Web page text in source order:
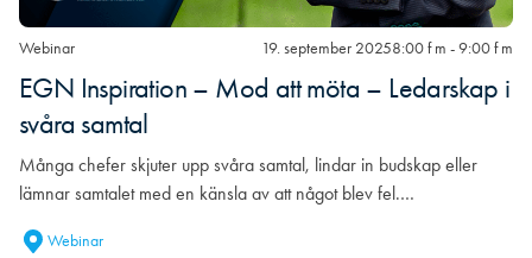
Webinar 19. september 20258:00 f m - 9:00 f m
EGN Inspiration – Mod att möta – Ledarskap i
svåra samtal
Många chefer skjuter upp svåra samtal, lindar in budskap eller
lämnar samtalet med en känsla av att något blev fel.…
Webinar